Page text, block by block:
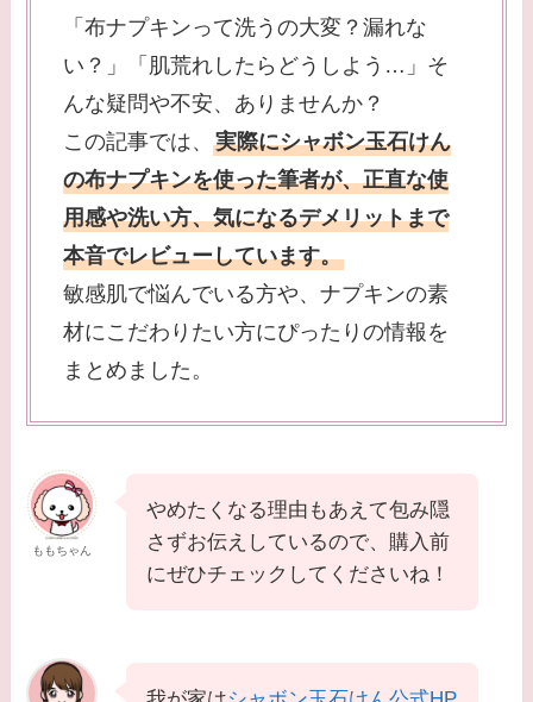
「布ナプキンって洗うの大変？漏れな
い？」「肌荒れしたらどうしよう…」そ
んな疑問や不安、ありませんか？
この記事では、実際にシャボン玉石けん
の布ナプキンを使った筆者が、正直な使
用感や洗い方、気になるデメリットまで
本音でレビューしています。
敏感肌で悩んでいる方や、ナプキンの素
材にこだわりたい方にぴったりの情報を
まとめました。
ももちゃん
やめたくなる理由もあえて包み隠
さずお伝えしているので、購入前
にぜひチェックしてくださいね！